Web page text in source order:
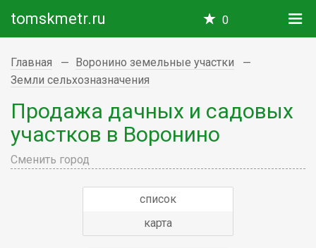
tomskmetr.ru 0
Главная
Воронино земельные участки
Земли сельхозназначения
Продажа дачных и садовых
участков в Воронино
Сменить город
список
карта